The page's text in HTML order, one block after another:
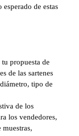
de estas
propuesta de
de las sartenes
tipo de
de los
los vendedores,